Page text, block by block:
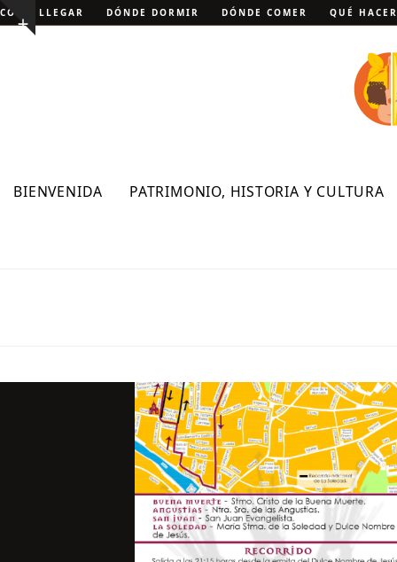
Skip
to Show
CÓMO LLEGAR DÓNDE DORMIR DÓNDE COMER QUÉ HACER
BIENVENIDA PATRIMONIO, HISTORIA Y CULTURA